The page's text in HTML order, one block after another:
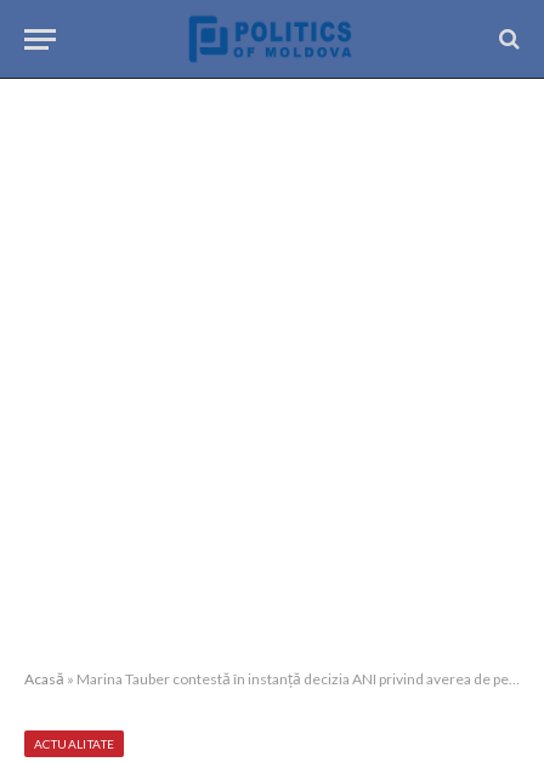
Acasă » Marina Tauber contestă în instanță decizia ANI privind averea de peste 1,5 milioane de lei
ACTUALITATE